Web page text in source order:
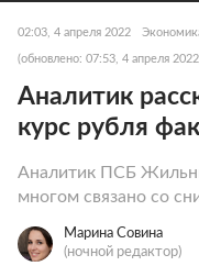
02:03, 4 апреля 2022
(обновлено: 07:53, 4 апреля
Аналитик
курс рубля
Аналитик ПСБ
многом связано со
Марина Совина
(ночной редактор)